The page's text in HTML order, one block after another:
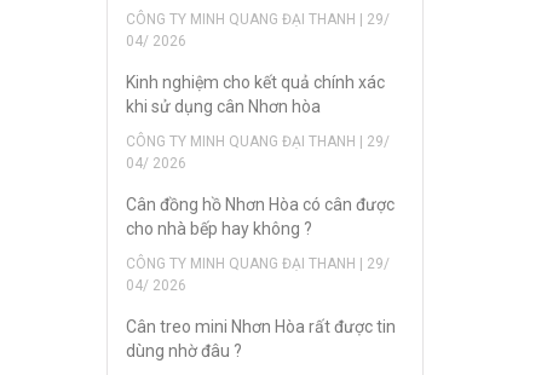
CÔNG TY MINH QUANG ĐẠI THANH | 29/
04/ 2026
Kinh nghiệm cho kết quả chính xác
khi sử dụng cân Nhơn hòa
CÔNG TY MINH QUANG ĐẠI THANH | 29/
04/ 2026
Cân đồng hồ Nhơn Hòa có cân được
cho nhà bếp hay không ?
CÔNG TY MINH QUANG ĐẠI THANH | 29/
04/ 2026
Cân treo mini Nhơn Hòa rất được tin
dùng nhờ đâu ?